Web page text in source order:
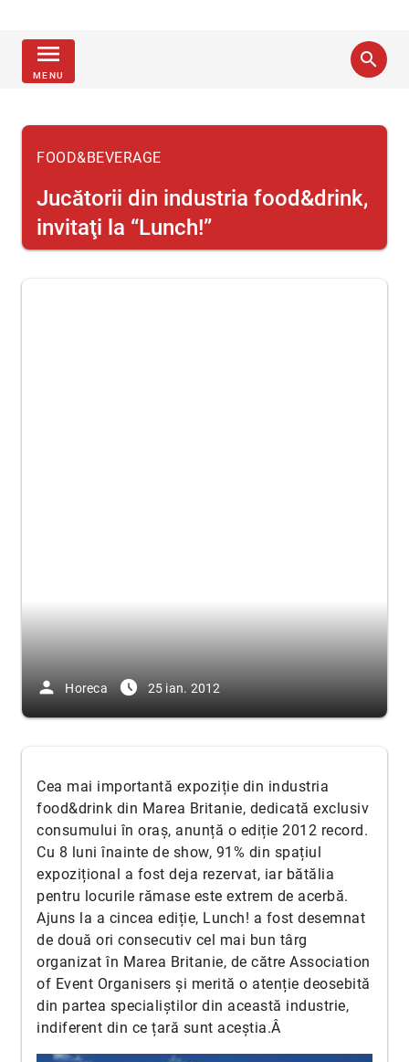
menu
MENU
search
FOOD&BEVERAGE
Jucătorii din industria food&drink,
invitaţi la “Lunch!”
person Horeca access_time_filled 25 ian. 2012
Cea mai importantă expoziție din industria
food&drink din Marea Britanie, dedicată exclusiv
consumului în oraș, anunță o ediție 2012 record.
Cu 8 luni înainte de show, 91% din spațiul
expozițional a fost deja rezervat, iar bătălia
pentru locurile rămase este extrem de acerbă.
Ajuns la a cincea ediție, Lunch! a fost desemnat
de două ori consecutiv cel mai bun târg
organizat în Marea Britanie, de către Association
of Event Organisers și merită o atenție deosebită
din partea specialiștilor din această industrie,
indiferent din ce țară sunt aceștia.Â